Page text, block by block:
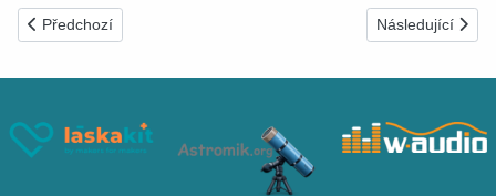
Předchozí článek: Zásobník pro SMD součástky
Předchozí Další článek:
Následující